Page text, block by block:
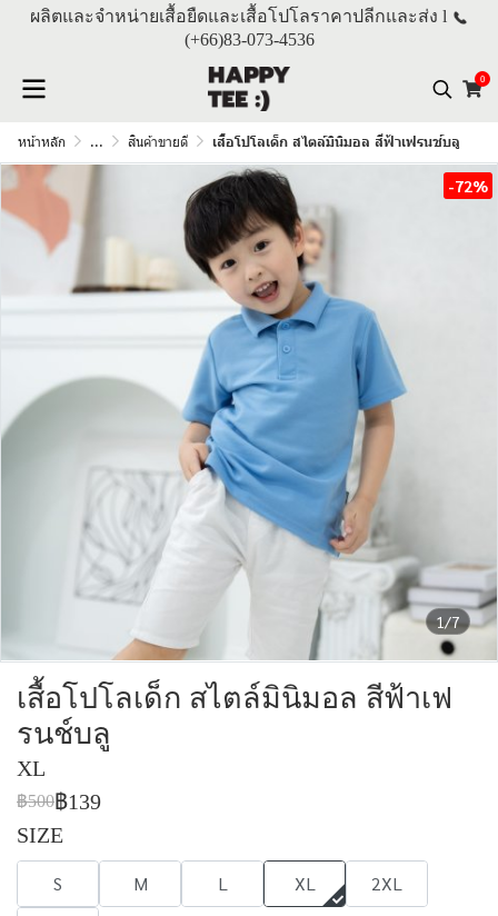
ผลิตและจำหน่ายเสื้อยืดและเสื้อโปโลราคาปลีกและส่ง l
(+66)83-073-4536
0
หน้าหลัก ... สินค้าขายดี เสื้อโปโลเด็ก สไตล์มินิมอล สีฟ้าเฟรนช์บลู
1/7
-72%
เสื้อโปโลเด็ก สไตล์มินิมอล สีฟ้าเฟ
รนช์บลู
XL
฿500฿139
SIZE
S M L XL
2XL